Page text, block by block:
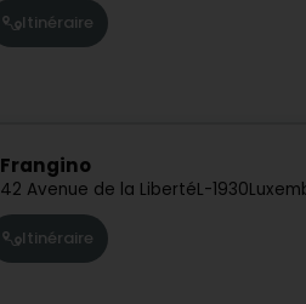
Itinéraire
Frangino
42 Avenue de la LibertéL-1930
Itinéraire